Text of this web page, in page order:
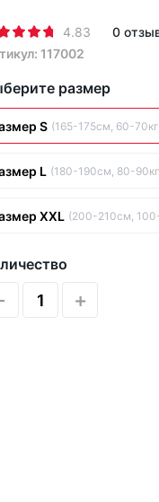
4.83
0
117002
размер
S (165-175см, 60-
L (180-190см, 80-
XXL (200-210см,
+